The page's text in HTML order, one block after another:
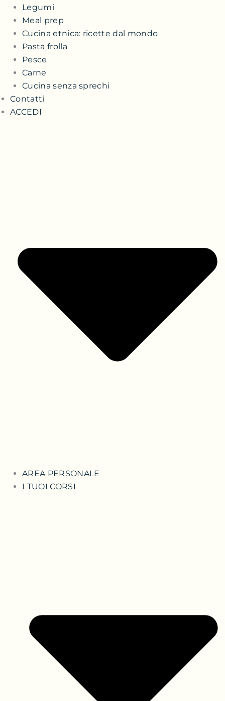
Legumi
Meal prep
Cucina etnica: ricette dal mondo
Pasta frolla
Pesce
Carne
Cucina senza sprechi
Contatti
ACCEDI
AREA PERSONALE
I TUOI CORSI